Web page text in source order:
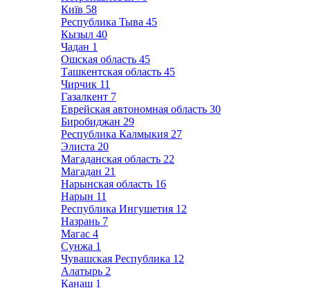
Київ 58
Республика Тыва 45
Кызыл 40
Чадан 1
Ошская область 45
Ташкентская область 45
Чирчик 11
Газалкент 7
Еврейская автономная область 30
Биробиджан 29
Республика Калмыкия 27
Элиста 20
Магаданская область 22
Магадан 21
Нарынская область 16
Нарын 11
Республика Ингушетия 12
Назрань 7
Магас 4
Сунжа 1
Чувашская Республика 12
Алатырь 2
Канаш 1